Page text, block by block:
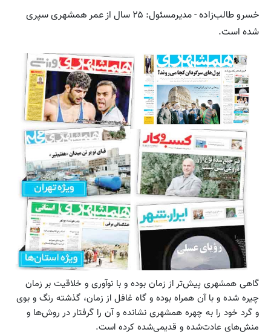
خسرو طالب‌زاده - مدیرمسئول: ۲۵ سال از عمر همشهری سپری
شده است.
گاهی همشهری پیش‌تر از زمان بوده و با نوآوری و خلاقیت بر زمان
چیره شده و با آن همراه بوده و گاه غافل از زمان، گذشته رنگ و بوی
و گرد خود را به چهره همشهری نشانده و آن را گرفتار در روش‌ها و
منش‌های عادت‌شده و قدیمی‌شده کرده است.